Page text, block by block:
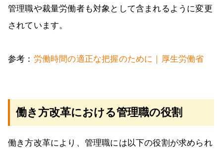
管理職や裁量労働者も対象として含まれるように変更
されています。
参考： 労働時間の適正な把握のために｜厚生労働省
働き方改革における管理職の役割
働き方改革により、管理職には以下の役割が求められ